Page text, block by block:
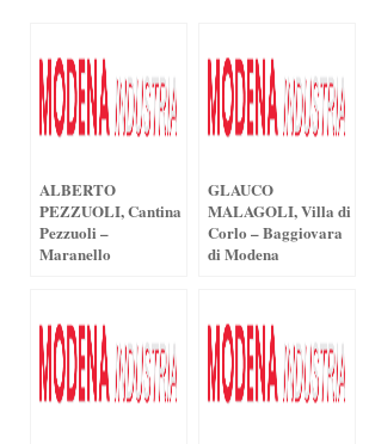
ALBERTO
PEZZUOLI, Cantina
Pezzuoli –
Maranello
GLAUCO
MALAGOLI, Villa di
Corlo – Baggiovara
di Modena